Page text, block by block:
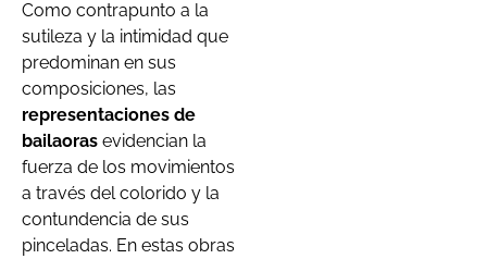
Como contrapunto a la
sutileza y la intimidad que
predominan en sus
composiciones, las
representaciones de
bailaoras evidencian la
fuerza de los movimientos
a través del colorido y la
contundencia de sus
pinceladas. En estas obras